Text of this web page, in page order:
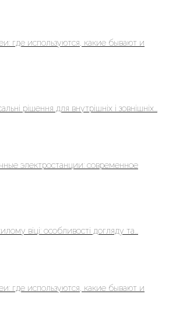
где используются, какие бывают и
рішення для внутрішніх і зовнішніх...
электростанции: современное
віці: особливості догляду та...
где используются, какие бывают и